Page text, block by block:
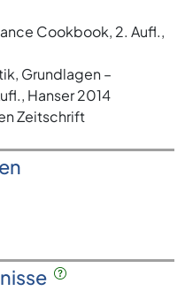
Cookbook, 2. Aufl.,
Grundlagen –
Hanser 2014
Zeitschrift